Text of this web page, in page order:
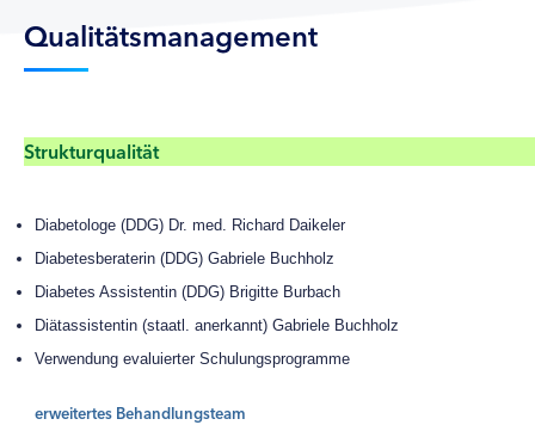
Qualitätsmanagement
Strukturqualität
Diabetologe (DDG) Dr. med. Richard Daikeler
Diabetesberaterin (DDG) Gabriele Buchholz
Diabetes Assistentin (DDG) Brigitte Burbach
Diätassistentin (staatl. anerkannt) Gabriele Buchholz
Verwendung evaluierter Schulungsprogramme
erweitertes Behandlungsteam